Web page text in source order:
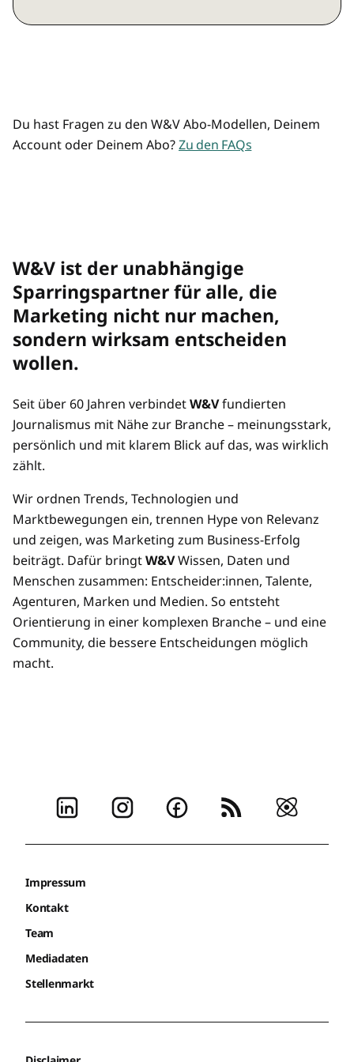
Preisvorteil durch Mehrplatz-Zugänge
Commerce
Top-Listen und Rankings
W&V Magazin im digitalen Archiv
Preisvorteil bei allen W&V Events
Preisvorteil durch Mehrplatz-Zugänge
Mehrere/übertragbare Zugänge
Du hast Fragen zu den W&V Abo-Modellen, Deinem
Account oder Deinem Abo?Zu den FAQs
W&V ist der unabhängige
Sparringspartner für alle, die
Marketing nicht nur machen,
sondern wirksam entscheiden
wollen.
Seit über 60 Jahren verbindetW&Vfundierten
Journalismus mit Nähe zur Branche – meinungsstark,
persönlich und mit klarem Blick auf das, was wirklich
zählt.
Wir ordnen Trends, Technologien und
Marktbewegungen ein, trennen Hype von Relevanz
und zeigen, was Marketing zum Business-Erfolg
beiträgt. Dafür bringtW&VWissen, Daten und
Menschen zusammen: Entscheider:innen, Talente,
Agenturen, Marken und Medien. So entsteht
Orientierung in einer komplexen Branche – und eine
Community, die bessere Entscheidungen möglich
macht.
Impressum
Kontakt
Team
Mediadaten
Stellenmarkt